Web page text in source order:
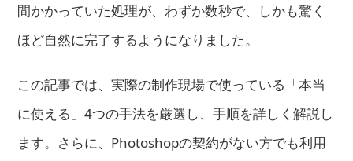
間かかっていた処理が、わずか数秒で、しかも驚く
ほど自然に完了するようになりました。
この記事では、実際の制作現場で使っている「本当
に使える」4つの手法を厳選し、手順を詳しく解説し
ます。さらに、Photoshopの契約がない方でも利用